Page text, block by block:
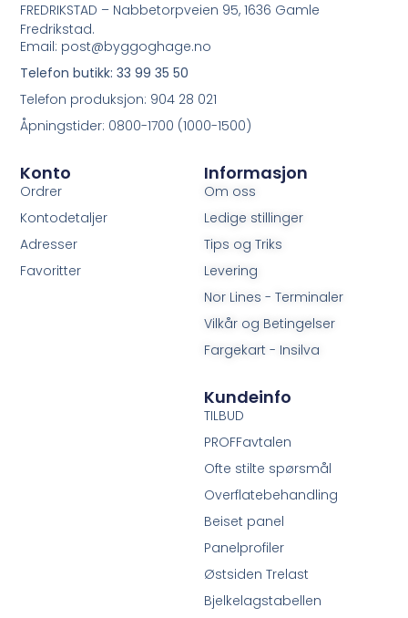
Informasjon
Om oss
Ledige stillinger
Tips og Triks
Levering
Nor Lines - Terminaler
Vilkår og Betingelser
Fargekart - Insilva
Konto
Ordrer
Kontodetaljer
Adresser
Favoritter
Kundeinfo
TILBUD
PROFFavtalen
Ofte stilte spørsmål
Overflatebehandling
Beiset panel
Panelprofiler
Østsiden Trelast
Bjelkelagstabellen
FREDRIKSTAD – Nabbetorpveien 95, 1636 Gamle
Fredrikstad.
Email: post@byggoghage.no
Telefon butikk: 33 99 35 50
Telefon produksjon: 904 28 021
Åpningstider: 0800-1700 (1000-1500)